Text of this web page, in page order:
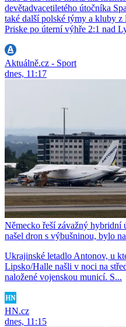
devětadvacetiletého útočníka
také další polské týmy a kluby
Priske po úterní výhře 2:1 nad
Aktuálně.cz - Sport
dnes, 11:17
Německo řeší závažný hybridní
našel dron s výbušninou, bylo
Ukrajinské letadlo Antonov, u
Lipsko/Halle našli v noci na
naložené vojenskou municí. S...
HN.cz
dnes, 11:15